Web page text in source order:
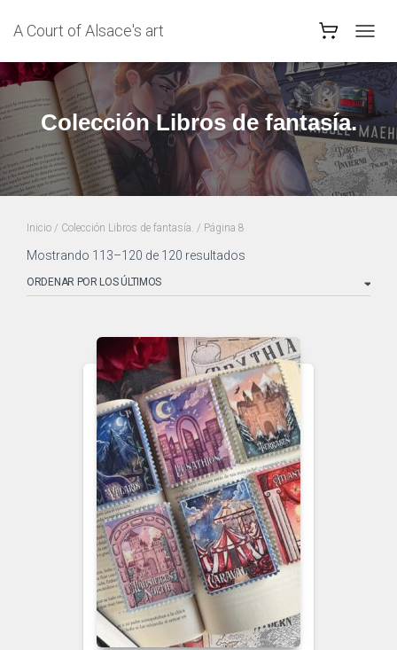
A Court of Alsace's art
MODO
DE
Colección Libros de fantasía.
Inicio / Colección Libros de fantasía. / Página 8
Mostrando 113–120 de 120 resultados
los